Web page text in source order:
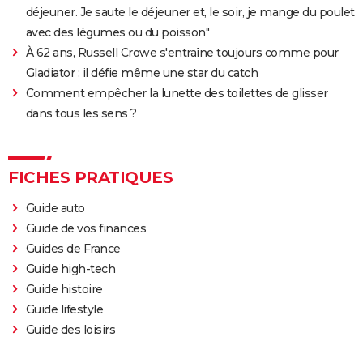
déjeuner. Je saute le déjeuner et, le soir, je mange du poulet
avec des légumes ou du poisson"
À 62 ans, Russell Crowe s'entraîne toujours comme pour
Gladiator : il défie même une star du catch
Comment empêcher la lunette des toilettes de glisser
dans tous les sens ?
FICHES PRATIQUES
Guide auto
Guide de vos finances
Guides de France
Guide high-tech
Guide histoire
Guide lifestyle
Guide des loisirs